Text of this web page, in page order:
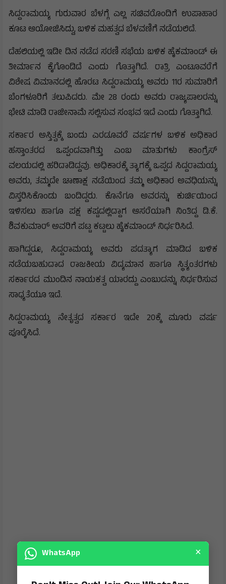
ಸಿದ್ದರಾಮಯ್ಯ ಗುರುವಾರ ಬೆಳಗ್ಗೆ ಎಲ್ಲ ಸಚಿವರೊಂದಿಗೆ ಉಪಾಹಾರ
ಕೂಟ ಆಯೋಜಿಸಿದ್ದು, ಬಳಿಕ ಮಹತ್ವದ ಬೆಳವಣಿಗೆ ನಡೆಯಲಿದೆ.
ದೆಹಲಿಯಲ್ಲಿ ಇಡೀ ದಿನ ನಡೆದ ಸರಣಿ ಸಭೆಯ ಬಳಿಕ ಹೈಕಮಾಂಡ್ ಈ
ತೀರ್ಮಾನ ಕೈಗೊಂಡಿದೆ ಎಂದು ಗೊತ್ತಾಗಿದೆ. ರಾತ್ರಿ ಎಂಟೂವರೆಗೆ
ವಿಶೇಷ ವಿಮಾನದಲ್ಲಿ ಹೊರಟ ಸಿದ್ದರಾಮಯ್ಯ ಅವರು 11ರ ಸುಮಾರಿಗೆ
ಬೆಂಗಳೂರಿಗೆ ತಲುಪಿದರು. ಮೇ 28 ರಂದು ಅವರು ರಾಜ್ಯಪಾಲರನ್ನು
ಭೇಟಿ ಮಾಡಿ ರಾಜೀನಾಮೆ ಸಲ್ಲಿಸುವ ಸಂಭವ ಇದೆ ಎಂದು ಗೊತ್ತಾಗಿದೆ.
ಸರ್ಕಾರ ಅಸ್ತಿತ್ವಕ್ಕೆ ಬಂದು ಎರಡೂವರೆ ವರ್ಷಗಳ ಬಳಿಕ ಅಧಿಕಾರ
ಹಸ್ತಾಂತರದ ಒಪ್ಪಂದವಾಗಿತ್ತು ಎಂಬ ಮಾತುಗಳು ಕಾಂಗ್ರೆಸ್
ವಲಯದಲ್ಲಿ ಹರಿದಾಡಿದ್ದವು. ಅಧಿಕಾರಕ್ಕೆ ತ್ಯಾಗಕ್ಕೆ ಒಪ್ಪದ ಸಿದ್ದರಾಮಯ್ಯ
ಅವರು, ತಮ್ಮದೇ ಚಾಣಾಕ್ಷ ನಡೆಯಿಂದ ತಮ್ಮ ಅಧಿಕಾರ ಅವಧಿಯನ್ನು
ವಿಸ್ತರಿಸಿಕೊಂಡು ಬಂದಿದ್ದರು. ಕೊನೆಗೂ ಅವರನ್ನು ಕುರ್ಚಿಯಿಂದ
ಇಳಿಸಲು ಹಾಗೂ ಪಕ್ಷ ಕಷ್ಟದಲ್ಲಿದ್ದಾಗ ಆಸರೆಯಾಗಿ ನಿಂತಿದ್ದ ಡಿ.ಕೆ.
ಶಿವಕುಮಾರ್ ಅವರಿಗೆ ಪಟ್ಟ ಕಟ್ಟಲು ಹೈಕಮಾಂಡ್ ನಿರ್ಧರಿಸಿದೆ.
ಹಾಗಿದ್ದರೂ, ಸಿದ್ದರಾಮಯ್ಯ ಅವರು ಪದತ್ಯಾಗ ಮಾಡಿದ ಬಳಿಕ
ನಡೆಯಬಹುದಾದ ರಾಜಕೀಯ ವಿದ್ಯಮಾನ ಹಾಗೂ ಸ್ಥಿತ್ಯಂತರಗಳು
ಸರ್ಕಾರದ ಮುಂದಿನ ನಾಯಕತ್ವ ಯಾರದ್ದು ಎಂಬುದನ್ನು ನಿರ್ಧರಿಸುವ
ಸಾಧ್ಯತೆಯೂ ಇದೆ.
ಸಿದ್ದರಾಮಯ್ಯ ನೇತೃತ್ವದ ಸರ್ಕಾರ ಇದೇ 20ಕ್ಕೆ ಮೂರು ವರ್ಷ
ಪೂರೈಸಿದೆ.
WhatsApp ×